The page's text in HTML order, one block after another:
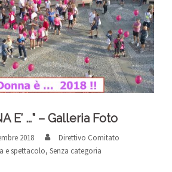
E’ …” – Galleria Foto
2018
Direttivo Comitato
e spettacolo, Senza categoria